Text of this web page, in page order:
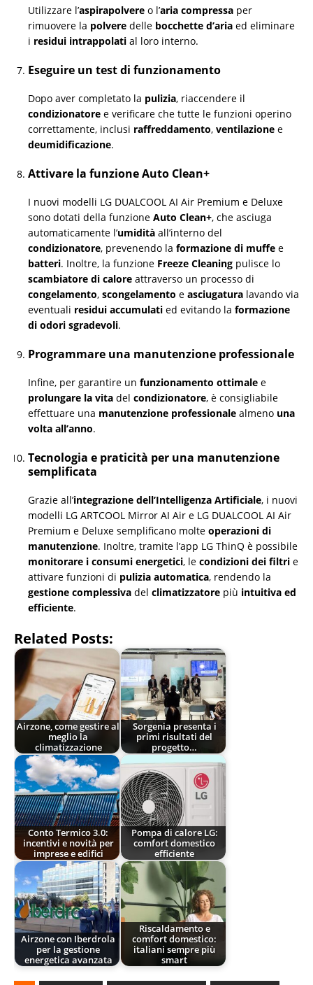
Utilizzare l’aspirapolvere o l’aria compressa per
rimuovere la polvere delle bocchette d’aria ed eliminare
i residui intrappolati al loro interno.
Eseguire un test di funzionamento
Dopo aver completato la pulizia, riaccendere il
condizionatore e verificare che tutte le funzioni operino
correttamente, inclusi raffreddamento, ventilazione e
deumidificazione.
Attivare la funzione Auto Clean+
I nuovi modelli LG DUALCOOL AI Air Premium e Deluxe
sono dotati della funzione Auto Clean+, che asciuga
automaticamente l’umidità all’interno del
condizionatore, prevenendo la formazione di muffe e
batteri. Inoltre, la funzione Freeze Cleaning pulisce lo
scambiatore di calore attraverso un processo di
congelamento, scongelamento e asciugatura lavando via
eventuali residui accumulati ed evitando la formazione
di odori sgradevoli.
Programmare una manutenzione professionale
Infine, per garantire un funzionamento ottimale e
prolungare la vita del condizionatore, è consigliabile
effettuare una manutenzione professionale almeno una
volta all’anno.
Tecnologia e praticità per una manutenzione
semplificata
Grazie all’integrazione dell’Intelligenza Artificiale, i nuovi
modelli LG ARTCOOL Mirror AI Air e LG DUALCOOL AI Air
Premium e Deluxe semplificano molte operazioni di
manutenzione. Inoltre, tramite l’app LG ThinQ è possibile
monitorare i consumi energetici, le condizioni dei filtri e
attivare funzioni di pulizia automatica, rendendo la
gestione complessiva del climatizzatore più intuitiva ed
efficiente.
Related Posts:
Airzone, come gestire al
meglio la
climatizzazione
Sorgenia presenta i
primi risultati del
progetto…
Conto Termico 3.0:
incentivi e novità per
imprese e edifici
Pompa di calore LG:
comfort domestico
efficiente
Airzone con Iberdrola
per la gestione
energetica avanzata
Riscaldamento e
comfort domestico:
italiani sempre più
smart